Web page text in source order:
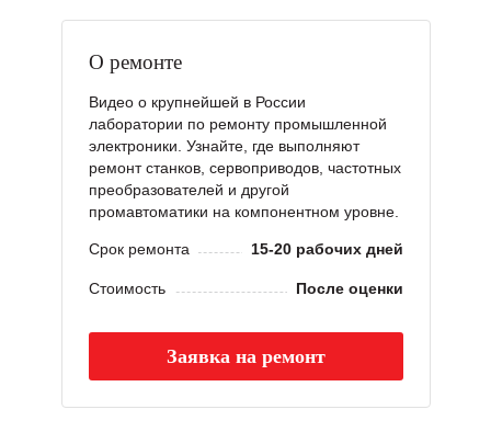
О ремонте
Видео о крупнейшей в России
лаборатории по ремонту промышленной
электроники. Узнайте, где выполняют
ремонт станков, сервоприводов, частотных
преобразователей и другой
промавтоматики на компонентном уровне.
Срок ремонта 15-20 рабочих дней
Стоимость После оценки
Заявка на ремонт